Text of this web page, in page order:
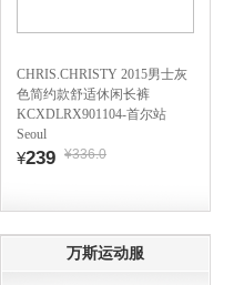
CHRIS.CHRISTY 2015男士灰
色简约款舒适休闲长裤
KCXDLRX901104-首尔站
Seoul
¥239 ¥336.0
万斯运动服